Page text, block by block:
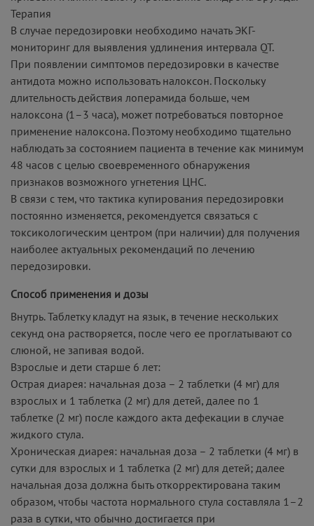
Терапия
В случае передозировки необходимо начать ЭКГ-
мониторинг для выявления удлинения интервала QT.
При появлении симптомов передозировки в качестве
антидота можно использовать налоксон. Поскольку
длительность действия лоперамида больше, чем
налоксона (1–3 часа), может потребоваться повторное
применение налоксона. Поэтому необходимо тщательно
наблюдать за состоянием пациента в течение как минимум
48 часов с целью своевременного обнаружения
признаков возможного угнетения ЦНС.
В связи с тем, что тактика купирования передозировки
постоянно изменяется, рекомендуется связаться с
токсикологическим центром (при наличии) для получения
наиболее актуальных рекомендаций по лечению
передозировки.
Способ применения и дозы
Внутрь. Таблетку кладут на язык, в течение нескольких
секунд она растворяется, после чего ее проглатывают со
слюной, не запивая водой.
Взрослые и дети старше 6 лет:
Острая диарея: начальная доза – 2 таблетки (4 мг) для
взрослых и 1 таблетка (2 мг) для детей, далее по 1
таблетке (2 мг) после каждого акта дефекации в случае
жидкого стула.
Хроническая диарея: начальная доза – 2 таблетки (4 мг) в
сутки для взрослых и 1 таблетка (2 мг) для детей; далее
начальная доза должна быть откорректирована таким
образом, чтобы частота нормального стула составляла 1–2
раза в сутки, что обычно достигается при